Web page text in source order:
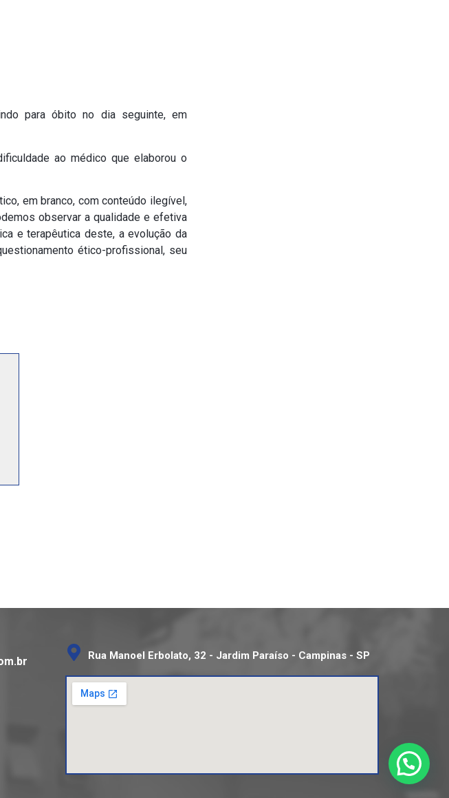
para óbito no dia seguinte, em
ao médico que elaborou o
em branco, com conteúdo ilegível,
observar a qualidade e efetiva
e terapêutica deste, a evolução da
ético-profissional, seu
Rua Manoel Erbolato, 32 - Jardim Paraíso - Campinas - SP